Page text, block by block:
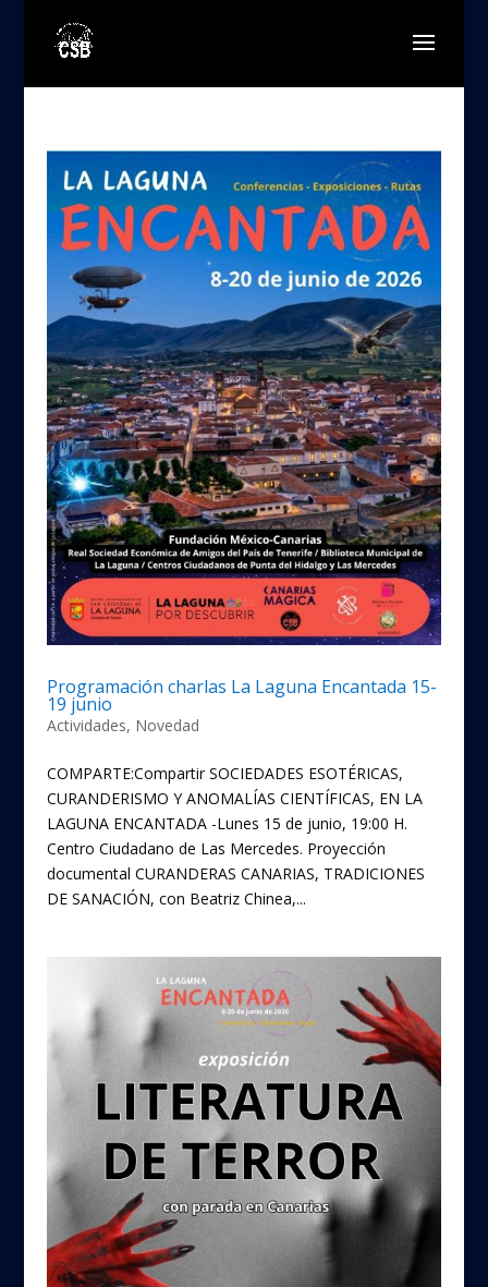
Programación charlas La Laguna Encantada 15-
19 junio
Actividades, Novedad
COMPARTE:Compartir SOCIEDADES ESOTÉRICAS,
CURANDERISMO Y ANOMALÍAS CIENTÍFICAS, EN LA
LAGUNA ENCANTADA -Lunes 15 de junio, 19:00 H.
Centro Ciudadano de Las Mercedes. Proyección
documental CURANDERAS CANARIAS, TRADICIONES
DE SANACIÓN, con Beatriz Chinea,...